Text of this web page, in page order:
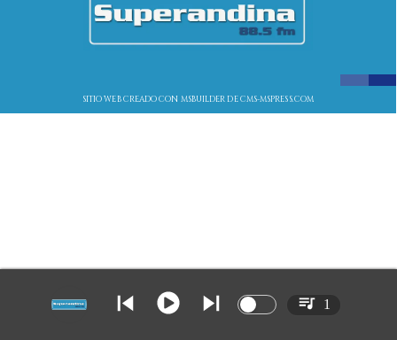
SITIO WEB CREADO CON MSBUILDER DE CMS-MSPRESS.COM
1